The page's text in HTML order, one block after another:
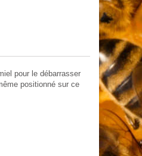
pour le débarrasser
positionné sur ce